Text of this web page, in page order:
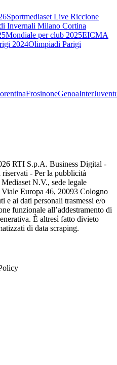
Sportmediaset Live Riccione
Invernali Milano Cortina
Mondiale per club 2025EICMA
2024Olimpiadi Parigi
FrosinoneGenoaInter
RTI S.p.A. Business Digital -
- Per la pubblicità
N.V., sede legale
Europa 46, 20093 Cologno
e ai dati personali trasmessi e/o
funzionale all’addestramento di
È altresì fatto divieto
di data scraping.